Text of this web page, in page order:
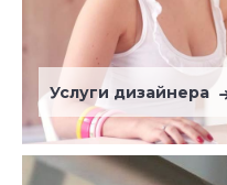
Услуги дизайнера